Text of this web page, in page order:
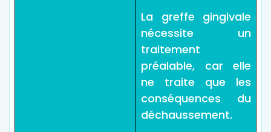
La greffe gingivale
nécessite un
traitement
préalable, car elle
ne traite que les
conséquences du
déchaussement.